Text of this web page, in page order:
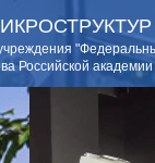
Российской